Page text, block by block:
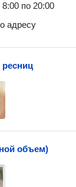
8:00 по 20:00
адресу
ресниц
объем)